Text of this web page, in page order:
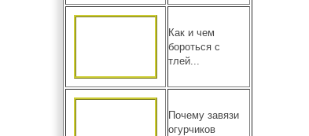
Как и чем
бороться с
тлей...
Почему завязи
огурчиков